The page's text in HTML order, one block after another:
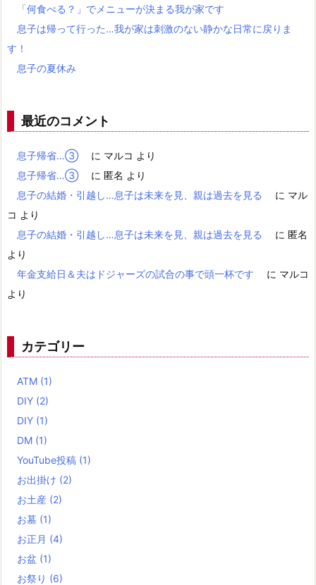
「何食べる？」でメニューが決まる我が家です
息子は帰って行った…我が家は刺激のない静かな日常に戻りま
す！
息子の夏休み
最近のコメント
息子帰省…③ に マルコ より
息子帰省…③
に 匿名 より
息子の結婚・引越し…息子は未来を見、親は過去を見る
に マル
コ より
息子の結婚・引越し…息子は未来を見、親は過去を見る
に 匿名
より
年金支給日＆夫はドジャーズの試合の事で頭一杯です
に マルコ
より
カテゴリー
ATM (1)
DIY (2)
DIY (1)
DM (1)
YouTube投稿 (1)
お出掛け (2)
お土産 (2)
お墓 (1)
お正月 (4)
お盆 (1)
お祭り (6)